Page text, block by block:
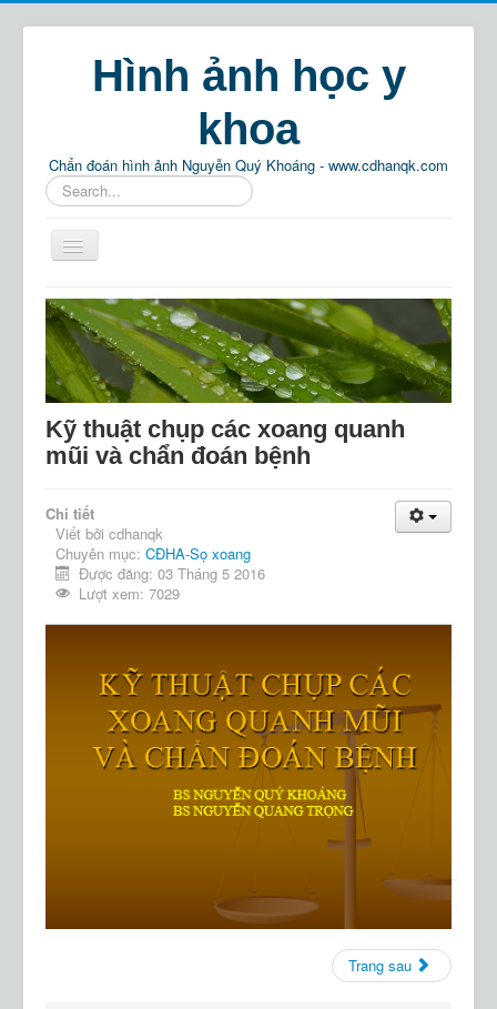
Hình ảnh học y
khoa
Chẩn đoán hình ảnh Nguyễn Quý Khoáng - www.cdhanqk.com
Tìm
kiếm...
Home
Chẩn đoán hình ảnh
Phật pháp
Giải trí
Kỹ thuật chụp các xoang quanh
mũi và chẩn đoán bệnh
Chi tiết
Viết bởi cdhanqk
Chuyên mục: CĐHA-Sọ xoang
Được đăng: 03 Tháng 5 2016
Lượt xem: 7029
Trang sau